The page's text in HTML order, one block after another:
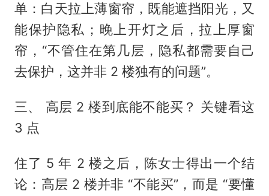
单：白天拉上薄窗帘，既能遮挡阳光，又
能保护隐私；晚上开灯之后，拉上厚窗
帘，“不管住在第几层，隐私都需要自己
去保护，这并非 2 楼独有的问题”。
三、 高层 2 楼到底能不能买？ 关键看这
3 点
住了 5 年 2 楼之后，陈女士得出一个结
论：高层 2 楼并非 “不能买”，而是 “要懂